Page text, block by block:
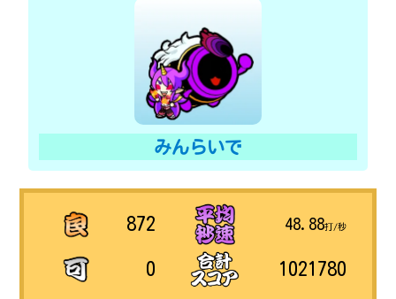
みんらいで
872
0
48.88打/秒
1021780